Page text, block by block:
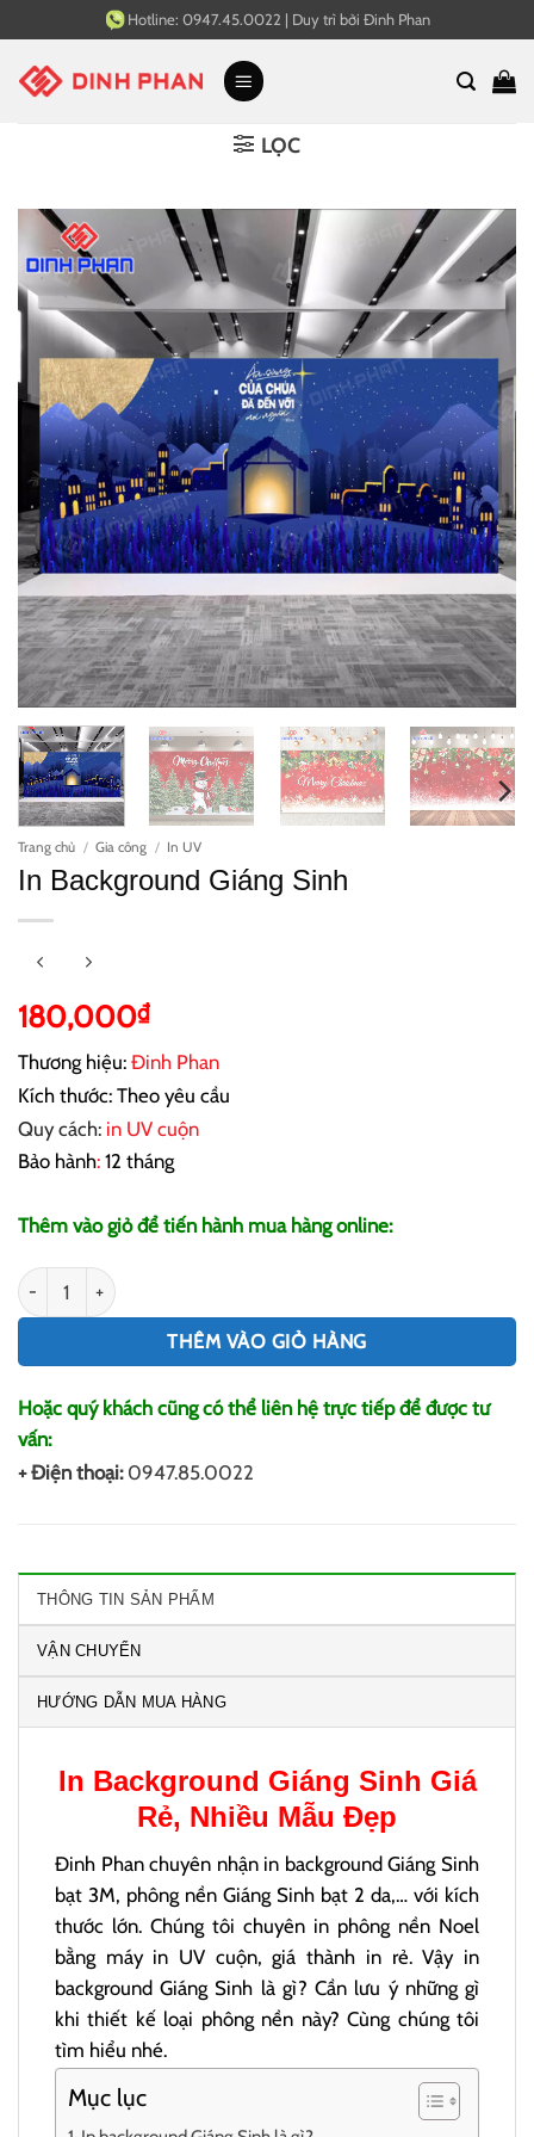
qua
nội
Hotline: 0947.45.0022 | Duy trì bởi Đinh Phan
LỌC
Trang chủ / Gia công / In UV
In Background Giáng Sinh
180,000₫
Thương hiệu: Đinh Phan
Kích thước: Theo yêu cầu
Quy cách: in UV cuộn
Bảo hành: 12 tháng
Thêm vào giỏ để tiến hành mua hàng online:
In Background Giáng Sinh số lượng
THÊM VÀO GIỎ HÀNG
Hoặc quý khách cũng có thể liên hệ trực tiếp để được tư
vấn:
+ Điện thoại: 0947.85.0022
THÔNG TIN SẢN PHẨM
VẬN CHUYỂN
HƯỚNG DẪN MUA HÀNG
In Background Giáng Sinh Giá
Rẻ, Nhiều Mẫu Đẹp
Đinh Phan chuyên nhận in background Giáng Sinh
bạt 3M, phông nền Giáng Sinh bạt 2 da,… với kích
thước lớn. Chúng tôi chuyên in phông nền Noel
bằng máy in UV cuộn, giá thành in rẻ. Vậy in
background Giáng Sinh là gì? Cần lưu ý những gì
khi thiết kế loại phông nền này? Cùng chúng tôi
tìm hiểu nhé.
Mục lục